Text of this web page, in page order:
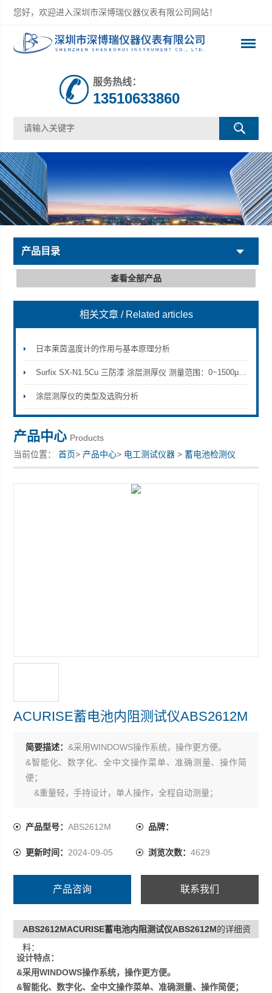
您好，欢迎进入深圳市深博瑞仪器仪表有限公司网站！
深圳市深博瑞仪器仪表有限公司
服务热线：
13510633860
产品目录
查看全部产品
相关文章 / Related articles
日本莱茵温度计的作用与基本原理分析
Surfix SX-N1.5Cu 三防漆 涂层测厚仪 测量范围：0~1500μm参数
涂层测厚仪的类型及选购分析
产品中心 Products
当前位置：首页> 产品中心> 电工测试仪器 >蓄电池检测仪
ACURISE蓄电池内阻测试仪ABS2612M
简要描述：&采用WINDOWS操作系统，操作更方便。
&智能化、数字化、全中文操作菜单、准确测量、操作简
便；
&重量轻，手持设计，单人操作，全程自动测量；
&测试夹（棒）可选，适应各种电池检测
&直流大电流测试，抗干扰，测试更准确；
产品型号：ABS2612M 品牌：
更新时间： 2024-09-05 浏览次数： 4629
产品咨询 联系我们
ABS2612MACURISE蓄电池内阻测试仪ABS2612M的详细资
料：
设计特点：
&采用WINDOWS操作系统，操作更方便。
&智能化、数字化、全中文操作菜单、准确测量、操作简便；